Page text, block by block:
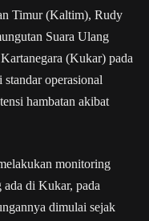
Timur (Kaltim), Rudy
Suara Ulang
(Kukar) pada
operasional
hambatan akibat
monitoring
di Kukar, pada
dimulai sejak